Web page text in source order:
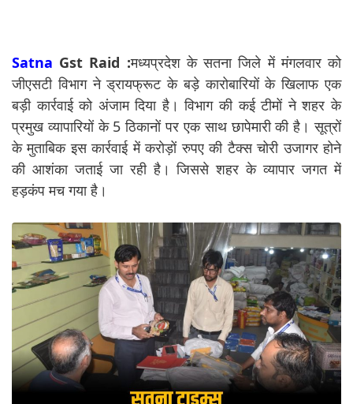
Satna Gst Raid :मध्यप्रदेश के सतना जिले में मंगलवार को
जीएसटी विभाग ने ड्रायफ्रूट के बड़े कारोबारियों के खिलाफ एक
बड़ी कार्रवाई को अंजाम दिया है। विभाग की कई टीमों ने शहर के
प्रमुख व्यापारियों के 5 ठिकानों पर एक साथ छापेमारी की है। सूत्रों
के मुताबिक इस कार्रवाई में करोड़ों रुपए की टैक्स चोरी उजागर होने
की आशंका जताई जा रही है। जिससे शहर के व्यापार जगत में
हड़कंप मच गया है।